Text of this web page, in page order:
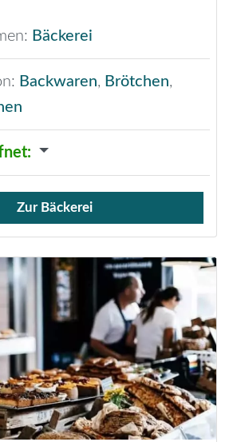
Bäckerei
Backwaren, Brötchen,
:
Zur Bäckerei